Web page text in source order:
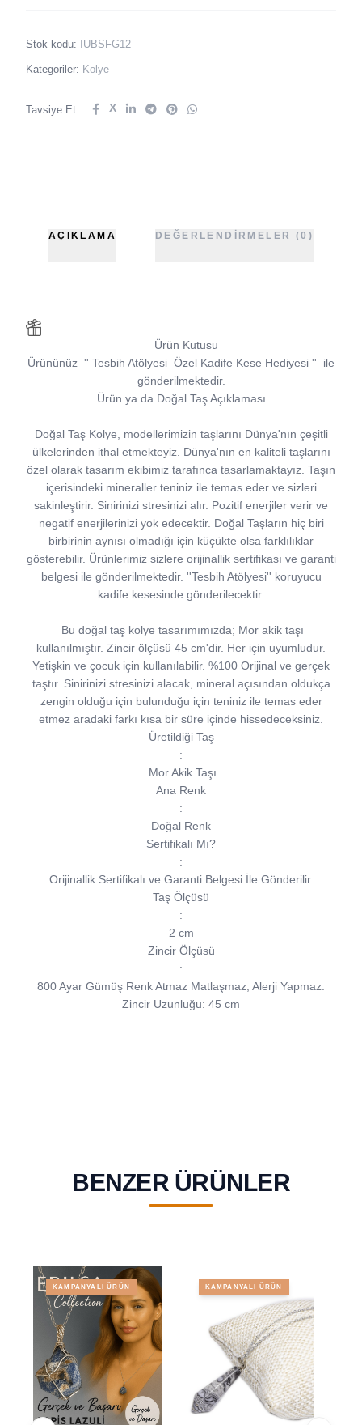
Stok kodu: IUBSFG12
Kategoriler: Kolye
Tavsiye Et: X
AÇIKLAMA DEĞERLENDIRMELER (0)
Ürün Kutusu
Ürününüz '' Tesbih Atölyesi Özel Kadife Kese Hediyesi ''
ile
gönderilmektedir.
Ürün ya da Doğal Taş Açıklaması
Doğal Taş Kolye, modellerimizin taşlarını Dünya'nın çeşitli
ülkelerinden ithal etmekteyiz. Dünya'nın en kaliteli taşlarını
özel olarak tasarım ekibimiz tarafınca tasarlamaktayız. Taşın
içerisindeki mineraller teniniz ile temas eder ve sizleri
sakinleştirir. Sinirinizi stresinizi alır. Pozitif enerjiler verir ve
negatif enerjilerinizi yok edecektir. Doğal Taşların hiç biri
birbirinin aynısı olmadığı için küçükte olsa farklılıklar
gösterebilir. Ürünlerimiz sizlere orijinallik sertifikası ve garanti
belgesi ile gönderilmektedir. ''Tesbih Atölyesi'' koruyucu
kadife kesesinde gönderilecektir.
Bu doğal taş kolye tasarımımızda; Mor akik taşı
kullanılmıştır. Zincir ölçüsü 45 cm'dir. Her için uyumludur.
Yetişkin ve çocuk için kullanılabilir. %100 Orijinal ve gerçek
taştır. Sinirinizi stresinizi alacak, mineral açısından oldukça
zengin olduğu için bulunduğu için teniniz ile temas eder
etmez aradaki farkı kısa bir süre içinde hissedeceksiniz.
Üretildiği Taş
:
Mor Akik Taşı
Ana Renk
:
Doğal Renk
Sertifikalı Mı?
:
Orijinallik Sertifikalı ve Garanti Belgesi İle Gönderilir.
Taş Ölçüsü
:
2 cm
Zincir Ölçüsü
:
800 Ayar Gümüş Renk Atmaz Matlaşmaz, Alerji Yapmaz.
Zincir Uzunluğu: 45 cm
BENZER ÜRÜNLER
KAMPANYALI ÜRÜN KAMPANYALI ÜRÜN